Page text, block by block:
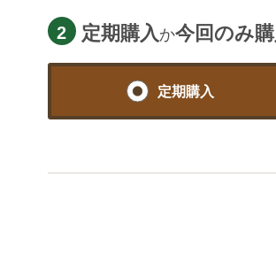
2 定期購入 か今回のみ購
定期購入